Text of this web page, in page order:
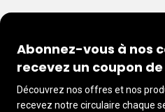
Abonnez-vous à nos
recevez un coupon de
Découvrez nos offres et nos
recevez notre circulaire chaque